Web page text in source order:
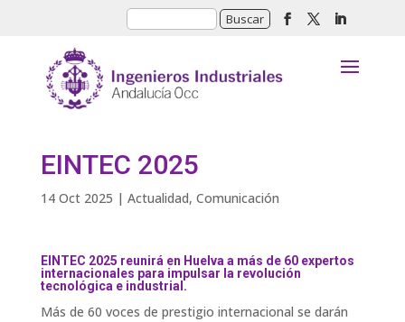
EINTEC 2025
14 Oct 2025 | Actualidad, Comunicación
EINTEC 2025 reunirá en Huelva a más de 60 expertos
internacionales para impulsar la revolución
tecnológica e industrial.
Más de 60 voces de prestigio internacional se darán